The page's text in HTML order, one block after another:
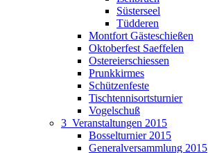
Süsterseel
Tüdderen
Montfort Gästeschießen
Oktoberfest Saeffelen
Ostereierschiessen
Prunkkirmes
Schützenfeste
Tischtennisortsturnier
Vogelschuß
3_Veranstaltungen 2015
Bosselturnier 2015
Generalversammlung 2015